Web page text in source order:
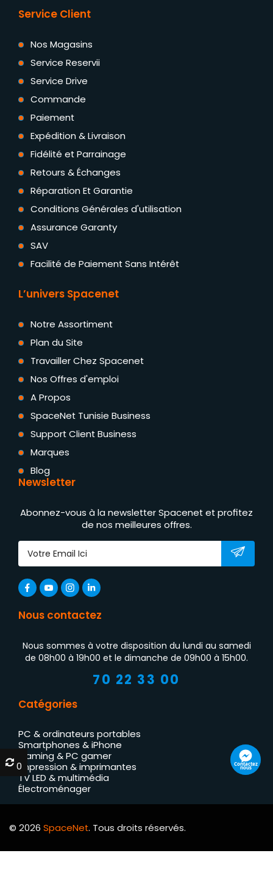
Service Client
Nos Magasins
Service Reservii
Service Drive
Commande
Paiement
Expédition & Livraison
Fidélité et Parrainage
Retours & Échanges
Réparation Et Garantie
Conditions Générales d'utilisation
Assurance Garanty
SAV
Facilité de Paiement Sans Intérêt
L’univers Spacenet
Notre Assortiment
Plan du Site
Travailler Chez Spacenet
Nos Offres d'emploi
A Propos
SpaceNet Tunisie Business
Support Client Business
Marques
Blog
Newsletter
Abonnez-vous à la newsletter Spacenet et profitez
de nos meilleures offres.
Nous contactez
Nous sommes à votre disposition du lundi au samedi
de 08h00 à 19h00 et le dimanche de 09h00 à 15h00.
70 22 33 00
Catégories
PC & ordinateurs portables
Smartphones & iPhone
Gaming & PC gamer
Impression & imprimantes
TV LED & multimédia
Électroménager
© 2026 SpaceNet. Tous droits réservés.
Contactez
nous
0
0